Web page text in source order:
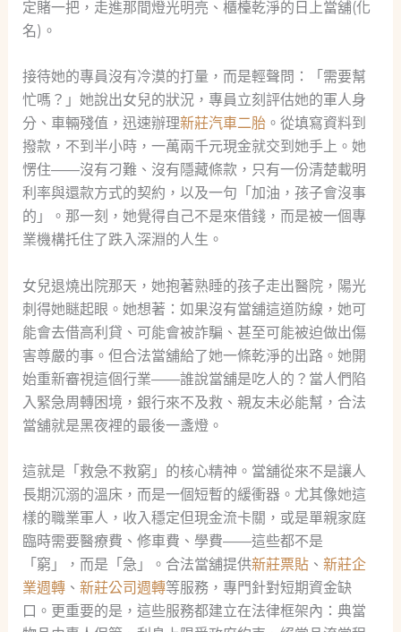
定賭一把，走進那間燈光明亮、櫃檯乾淨的日上當舖(化
名)。
接待她的專員沒有冷漠的打量，而是輕聲問：「需要幫
忙嗎？」她說出女兒的狀況，專員立刻評估她的軍人身
分、車輛殘值，迅速辦理新莊汽車二胎。從填寫資料到
撥款，不到半小時，一萬兩千元現金就交到她手上。她
愣住——沒有刁難、沒有隱藏條款，只有一份清楚載明
利率與還款方式的契約，以及一句「加油，孩子會沒事
的」。那一刻，她覺得自己不是來借錢，而是被一個專
業機構托住了跌入深淵的人生。
女兒退燒出院那天，她抱著熟睡的孩子走出醫院，陽光
刺得她瞇起眼。她想著：如果沒有當舖這道防線，她可
能會去借高利貸、可能會被詐騙、甚至可能被迫做出傷
害尊嚴的事。但合法當舖給了她一條乾淨的出路。她開
始重新審視這個行業——誰說當舖是吃人的？當人們陷
入緊急周轉困境，銀行來不及救、親友未必能幫，合法
當舖就是黑夜裡的最後一盞燈。
這就是「救急不救窮」的核心精神。當舖從來不是讓人
長期沉溺的溫床，而是一個短暫的緩衝器。尤其像她這
樣的職業軍人，收入穩定但現金流卡關，或是單親家庭
臨時需要醫療費、修車費、學費——這些都不是
「窮」，而是「急」。合法當舖提供新莊票貼、 新莊企
業週轉、 新莊公司週轉等服務，專門針對短期資金缺
口。更重要的是，這些服務都建立在法律框架內：典當